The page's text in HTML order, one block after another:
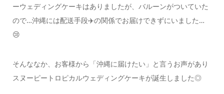
ーウェディングケーキはありましたが、 バルーンがついていた
ので…沖縄には配送手段✈️の関係でお届けできずにいました…
😢
そんななか、お客様から「沖縄に届けたい」と言うお声があり
スヌーピートロピカルウェディングケーキが誕生しました◎